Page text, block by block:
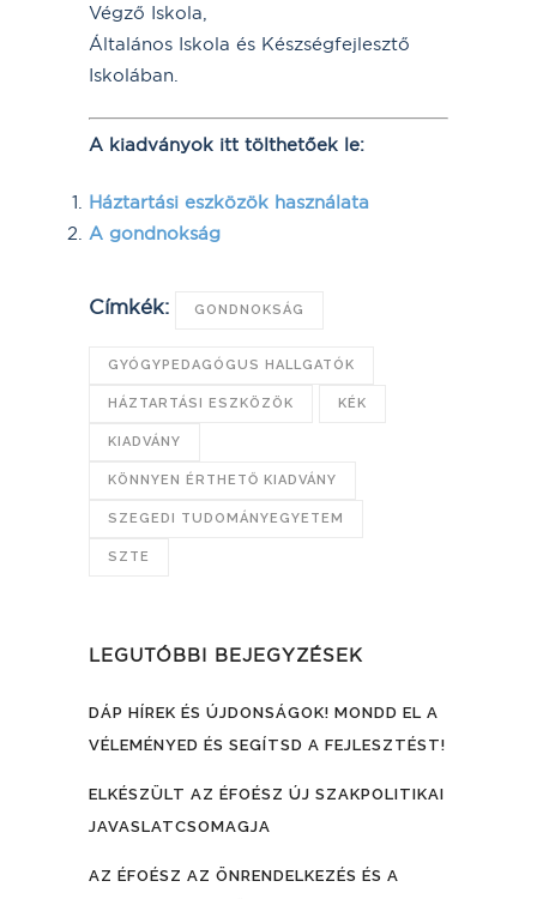
Végző Iskola,
Általános Iskola és Készségfejlesztő
Iskolában.
A kiadványok itt tölthetőek le:
Háztartási eszközök használata
A gondnokság
Címkék: GONDNOKSÁG
GYÓGYPEDAGÓGUS HALLGATÓK
HÁZTARTÁSI ESZKÖZÖK KÉK
KIADVÁNY
KÖNNYEN ÉRTHETŐ KIADVÁNY
SZEGEDI TUDOMÁNYEGYETEM
SZTE
LEGUTÓBBI BEJEGYZÉSEK
DÁP HÍREK ÉS ÚJDONSÁGOK! MONDD EL A
VÉLEMÉNYED ÉS SEGÍTSD A FEJLESZTÉST!
ELKÉSZÜLT AZ ÉFOÉSZ ÚJ SZAKPOLITIKAI
JAVASLATCSOMAGJA
AZ ÉFOÉSZ AZ ÖNRENDELKEZÉS ÉS A